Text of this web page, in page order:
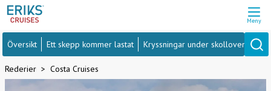
Meny
Översikt Ett skepp kommer lastat Kryssningar under skolloven
Rederier Costa Cruises